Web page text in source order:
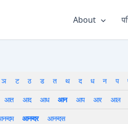
About
ञ ट ठ ड त थ द ध न प
आत आद आध आन आप आर आल
आनन्दर आनन्दस